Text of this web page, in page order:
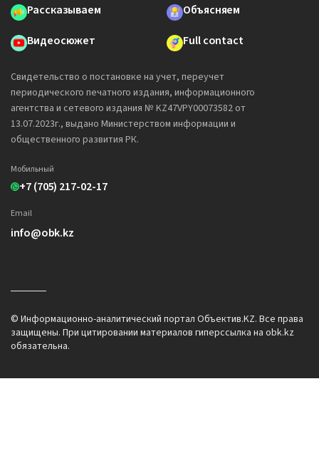
Рассказываем
Объясняем
Видеосюжет
Full contact
Свидетельство о постановке на учет, переучет
периодического печатного издания, информационного
агентства и сетевого издания № KZ47VPY00073582 от
13.07.2023г., выдано Министерством информации и
общественного развития РК.
Мобильный
+7 (705) 217-02-17
Email
info@obk.kz
© Информационно-аналитический портал Объектив.KZ. Все права
защищены. При цитировании материалов гиперссылка на obk.kz
обязательна.